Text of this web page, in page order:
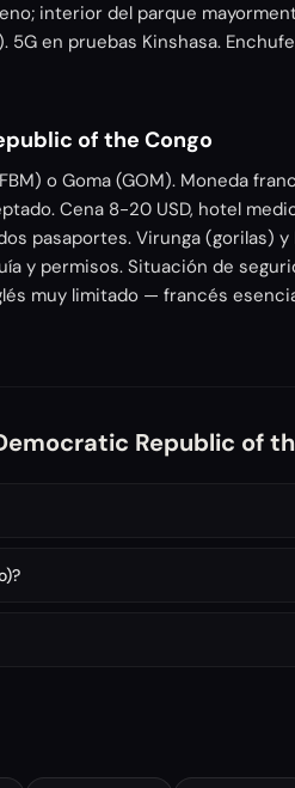
interior del parque
en pruebas Kinshasa.
of the Congo
o Goma (GOM). Moneda
Cena 8-20 USD, hotel
pasaportes. Virunga (gorilas) y
y permisos. Situación de
muy limitado — francés
Republic of